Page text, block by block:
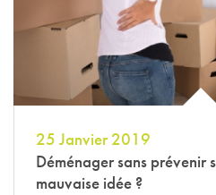
25 Janvier 2019
Déménager sans prévenir
mauvaise idée ?